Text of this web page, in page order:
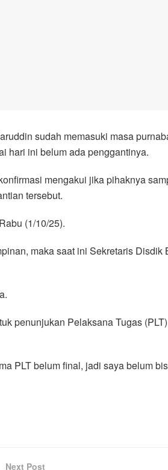
sudah memasuki masa
hari ini belum ada penggantinya.
mengakui jika pihaknya
tersebut.
(1/10/25).
maka saat ini Sekretaris Disdik
penunjukan Pelaksana Tugas
PLT belum final, jadi saya belum
Next Post